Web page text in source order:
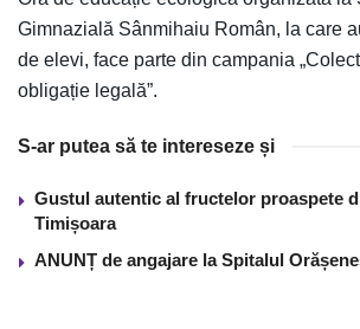
Gimnazială Sânmihaiu Român, la care
de elevi, face parte din campania
obligație legală”.
S-ar putea să te intereseze și
Gustul autentic al fructelor proaspete
Timișoara
ANUNȚ de angajare la Spitalul